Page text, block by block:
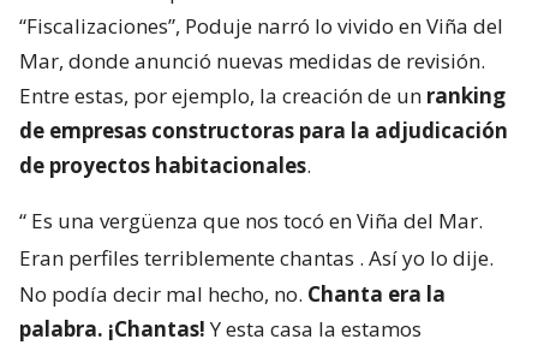
“Fiscalizaciones”, Poduje narró lo vivido en Viña del
Mar, donde anunció nuevas medidas de revisión.
Entre estas, por ejemplo, la creación de un ranking
de empresas constructoras para la adjudicación
de proyectos habitacionales.
“ Es una vergüenza que nos tocó en Viña del Mar.
Eran perfiles terriblemente chantas . Así yo lo dije.
No podía decir mal hecho, no. Chanta era la
palabra. ¡Chantas!Y esta casa la estamos